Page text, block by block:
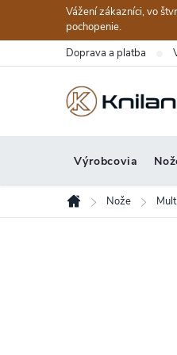
obsah
Vážení zákazníci, vo
pochopenie.
Doprava a platba
Výrobcovia
Domov
Nože